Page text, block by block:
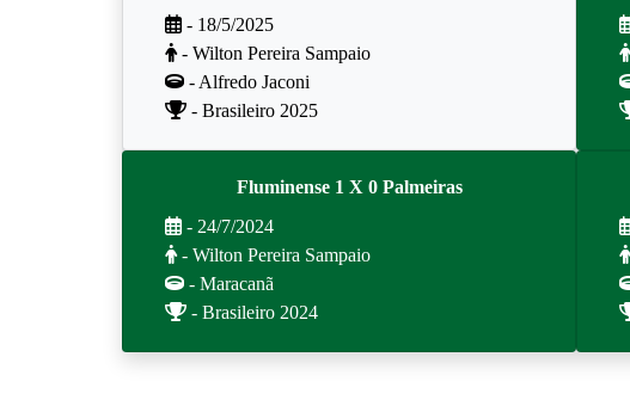
- 18/5/2025
- Wilton Pereira Sampaio
- Alfredo Jaconi
- Brasileiro 2025
Fluminense 1 X 0 Palmeiras
- 24/7/2024
- Wilton Pereira Sampaio
- Maracanã
- Brasileiro 2024